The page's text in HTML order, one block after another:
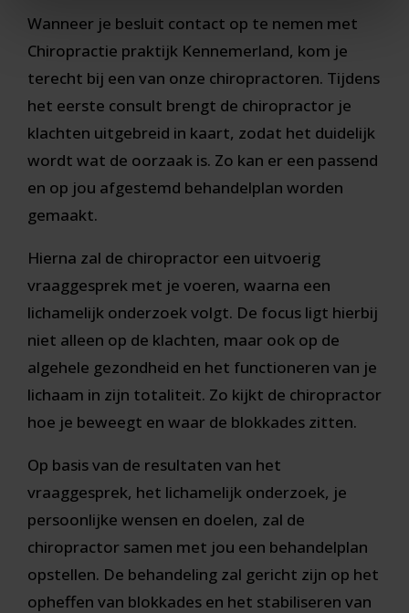
Wanneer je besluit contact op te nemen met
Chiropractie praktijk Kennemerland, kom je
terecht bij een van onze chiropractoren. Tijdens
het eerste consult brengt de chiropractor je
klachten uitgebreid in kaart, zodat het duidelijk
wordt wat de oorzaak is. Zo kan er een passend
en op jou afgestemd behandelplan worden
gemaakt.
Hierna zal de chiropractor een uitvoerig
vraaggesprek met je voeren, waarna een
lichamelijk onderzoek volgt. De focus ligt hierbij
niet alleen op de klachten, maar ook op de
algehele gezondheid en het functioneren van je
lichaam in zijn totaliteit. Zo kijkt de chiropractor
hoe je beweegt en waar de blokkades zitten.
Op basis van de resultaten van het
vraaggesprek, het lichamelijk onderzoek, je
persoonlijke wensen en doelen, zal de
chiropractor samen met jou een behandelplan
opstellen. De behandeling zal gericht zijn op het
opheffen van blokkades en het stabiliseren van